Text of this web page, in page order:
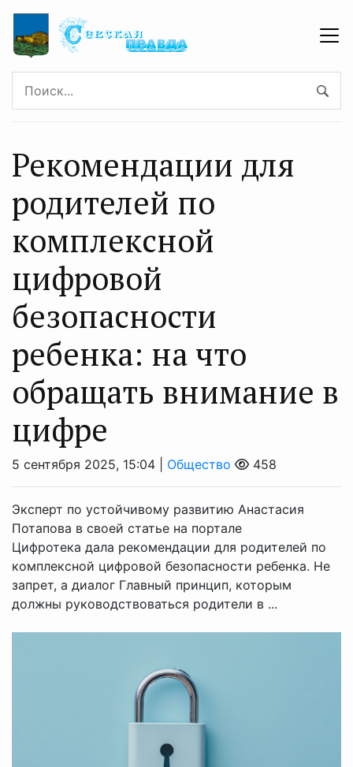
Рекомендации для
родителей по
комплексной
цифровой
безопасности
ребенка: на что
обращать внимание в
цифре
5 сентября 2025, 15:04 | Общество 458
Эксперт по устойчивому развитию Анастасия
Потапова в своей статье на портале
Цифротека дала рекомендации для родителей по
комплексной цифровой безопасности ребенка. Не
запрет, а диалог Главный принцип, которым
должны руководствоваться родители в ...